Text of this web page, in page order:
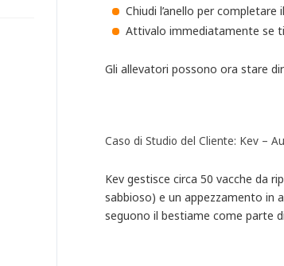
Chiudi l’anello per completare
Attivalo immediatamente se
Gli allevatori possono ora stare
Caso di Studio del Cliente: Kev –
Kev gestisce circa 50 vacche da
sabbioso) e un appezzamento in
seguono il bestiame come parte